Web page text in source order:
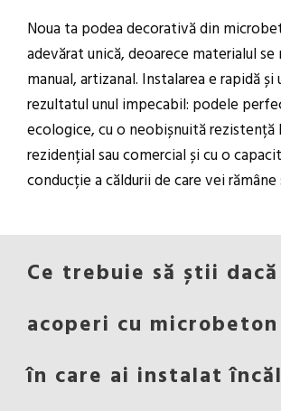
Noua ta podea decorativă din
adevărat unică, deoarece materialul
manual, artizanal. Instalarea e rapidă și
rezultatul unul impecabil: podele
ecologice, cu o neobișnuită rezistență
rezidențial sau comercial și cu o
conducție a căldurii de care vei rămâne
Ce trebuie să știi
acoperi cu
în care ai instalat